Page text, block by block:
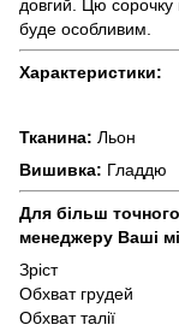
довгий. Цю сорочку
буде особливим.
Характеристики:
Тканина: Льон
Вишивка: Гладдю
Для більш
менеджеру Ваші
Зріст
Обхват грудей
Обхват талії